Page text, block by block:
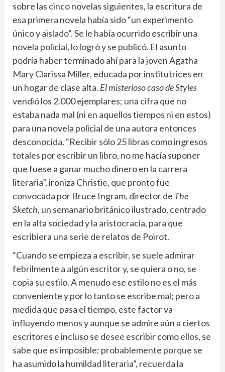
sobre las cinco novelas siguientes, la escritura de
esa primera novela había sido “un experimento
único y aislado”. Se le había ocurrido escribir una
novela policial, lo logró y se publicó. El asunto
podría haber terminado ahí para la joven Agatha
Mary Clarissa Miller, educada por institutrices en
un hogar de clase alta. El misterioso caso de Styles
vendió los 2.000 ejemplares; una cifra que no
estaba nada mal (ni en aquellos tiempos ni en estos)
para una novela policial de una autora entonces
desconocida. “Recibir sólo 25 libras como ingresos
totales por escribir un libro, no me hacía suponer
que fuese a ganar mucho dinero en la carrera
literaria”, ironiza Christie, que pronto fue
convocada por Bruce Ingram, director de The
Sketch, un semanario británico ilustrado, centrado
en la alta sociedad y la aristocracia, para que
escribiera una serie de relatos de Poirot.
“Cuando se empieza a escribir, se suele admirar
febrilmente a algún escritor y, se quiera o no, se
copia su estilo. A menudo ese estilo no es el más
conveniente y por lo tanto se escribe mal; pero a
medida que pasa el tiempo, este factor va
influyendo menos y aunque se admire aún a ciertos
escritores e incluso se desee escribir como ellos, se
sabe que es imposible; probablemente porque se
ha asumido la humildad literaria”, recuerda la